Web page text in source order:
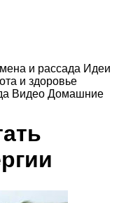
и рассада Идеи
и здоровье
Видео Домашние